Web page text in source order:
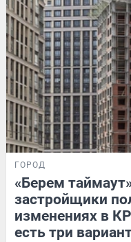
ГОРОД
«Берем
застройщики
изменениях в
есть три